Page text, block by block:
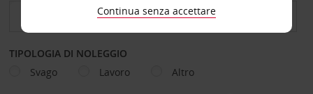
TIPOLOGIA DI NOLEGGIO
Svago
Lavoro Altro
Continua senza accettare